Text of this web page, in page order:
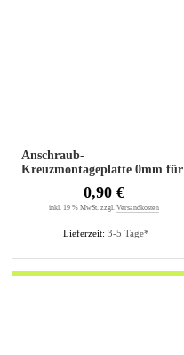
Anschraub-
Kreuzmontageplatte 0mm für
Lieferzeit: 3-5 Tage*
0,90 €
inkl. 19 % MwSt. zzgl. Versandkosten